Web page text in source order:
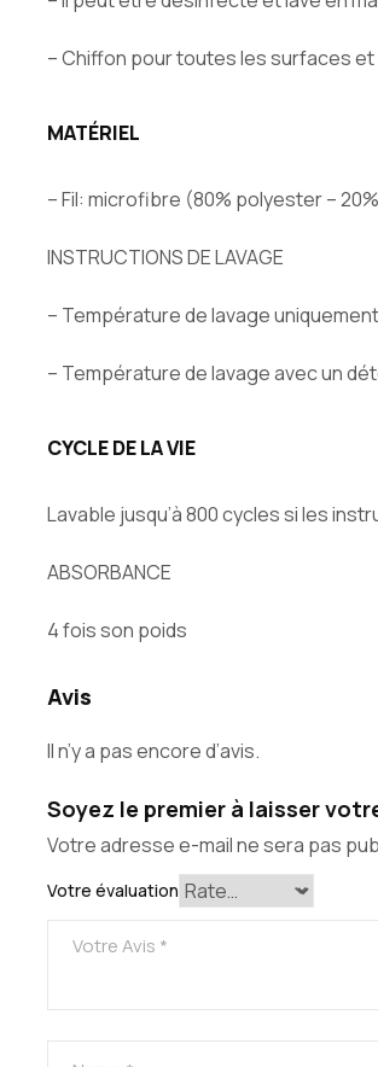
– Chiffon pour toutes les surfaces et
MATÉRIEL
– Fil: microfibre (80% polyester –
INSTRUCTIONS DE LAVAGE
– Température de lavage
– Température de lavage avec un
CYCLE DE LA VIE
Lavable jusqu’à 800 cycles si les
ABSORBANCE
4 fois son poids
Avis
Il n’y a pas encore d’avis.
Soyez le premier à laisser votre
Votre adresse e-mail ne sera pas
Votre évaluation